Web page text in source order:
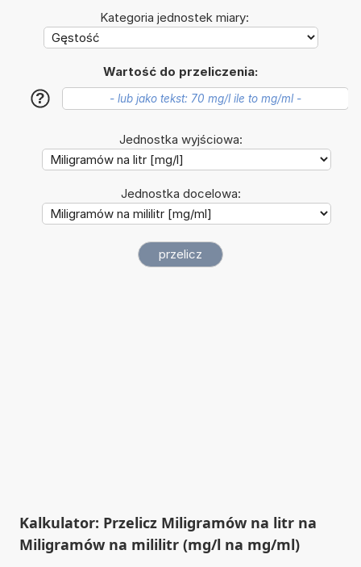
Kategoria jednostek miary:
Wartość do przeliczenia:
?
Jednostka wyjściowa:
Jednostka docelowa:
Kalkulator: Przelicz Miligramów na litr na
Miligramów na mililitr (mg/l na mg/ml)